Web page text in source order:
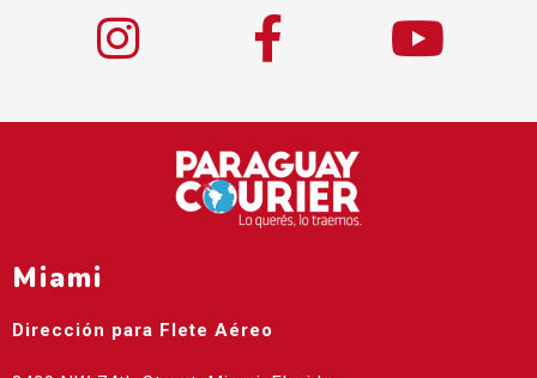
Miami
Dirección para Flete Aéreo